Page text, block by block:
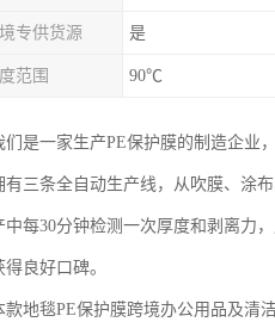
专供货源 是
范围 90℃
们是一家生产PE保护膜的制造企业
有三条全自动生产线，从吹膜、涂
中每30分钟检测一次厚度和剥离力
得良好口碑。
款地毯PE保护膜跨境办公用品及清